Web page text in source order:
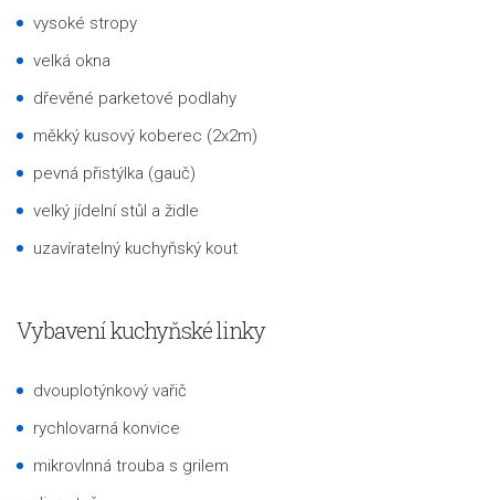
vysoké stropy
velká okna
dřevěné parketové podlahy
měkký kusový koberec (2x2m)
pevná přistýlka (gauč)
velký jídelní stůl a židle
uzavíratelný kuchyňský kout
Vybavení kuchyňské linky
dvouplotýnkový vařič
rychlovarná konvice
mikrovlnná trouba s grilem